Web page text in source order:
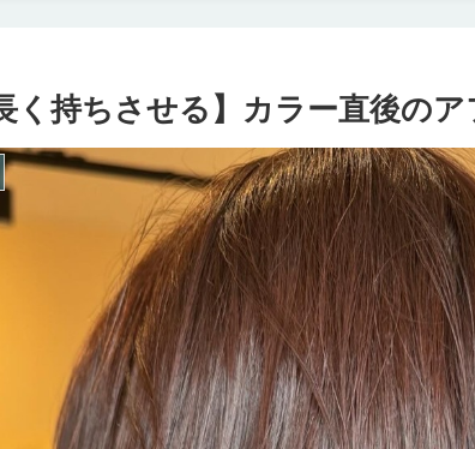
く持ちさせる】カラー直後の